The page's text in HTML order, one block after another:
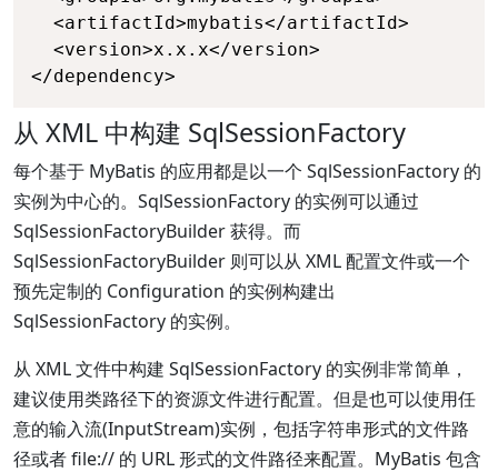
  <artifactId>mybatis</artifactId>
  <version>x.x.x</version>
</dependency>
从 XML 中构建 SqlSessionFactory
每个基于 MyBatis 的应用都是以一个 SqlSessionFactory 的
实例为中心的。SqlSessionFactory 的实例可以通过
SqlSessionFactoryBuilder 获得。而
SqlSessionFactoryBuilder 则可以从 XML 配置文件或一个
预先定制的 Configuration 的实例构建出
SqlSessionFactory 的实例。
从 XML 文件中构建 SqlSessionFactory 的实例非常简单，
建议使用类路径下的资源文件进行配置。但是也可以使用任
意的输入流(InputStream)实例，包括字符串形式的文件路
径或者 file:// 的 URL 形式的文件路径来配置。MyBatis 包含